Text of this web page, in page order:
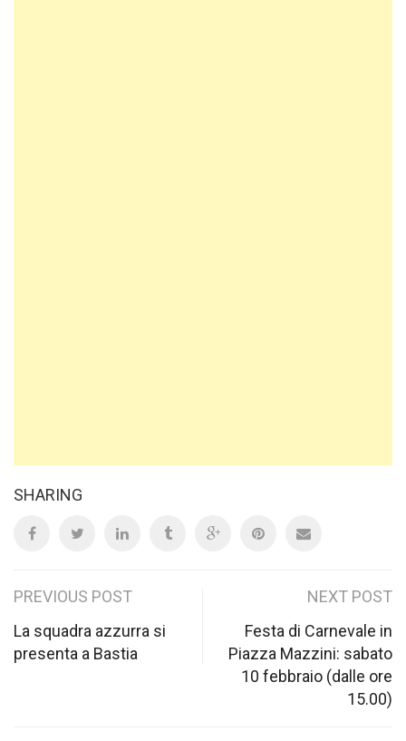
SHARING
Post
navigation
PREVIOUS POST
La squadra azzurra si
presenta a Bastia
NEXT POST
Festa di Carnevale in
Piazza Mazzini: sabato
10 febbraio (dalle ore
15.00)